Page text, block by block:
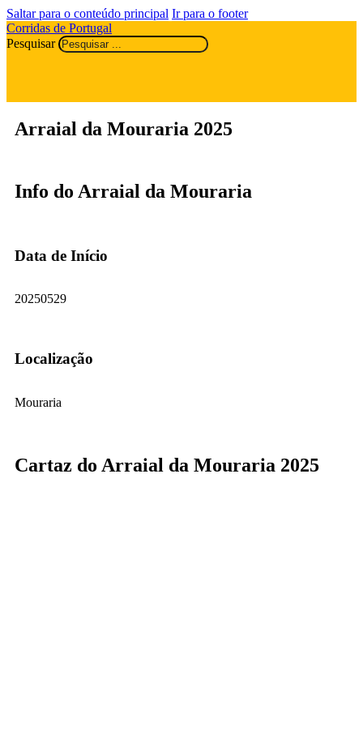
Saltar para o conteúdo principal Ir para o footer
Corridas de Portugal
Pesquisar
Arraial da Mouraria 2025
Info do Arraial da Mouraria
Data de Início
20250529
Localização
Mouraria
Cartaz do Arraial da Mouraria 2025